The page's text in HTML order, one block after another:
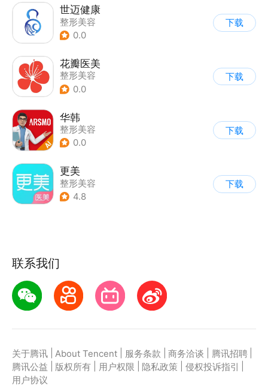
世迈健康
整形美容
0.0
下载
花瓣医美
整形美容
0.0
下载
华韩
整形美容
0.0
下载
更美
整形美容
4.8
下载
联系我们
关于腾讯 About Tencent 服务条款 商务洽谈 腾讯招聘
腾讯公益
版权所有 用户权限 隐私政策 侵权投诉指引
用户协议